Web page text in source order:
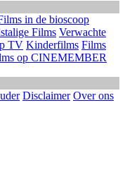
in de bioscoop
Films Verwachte
TV Kinderfilms Films
op CINEMEMBER
Disclaimer Over ons